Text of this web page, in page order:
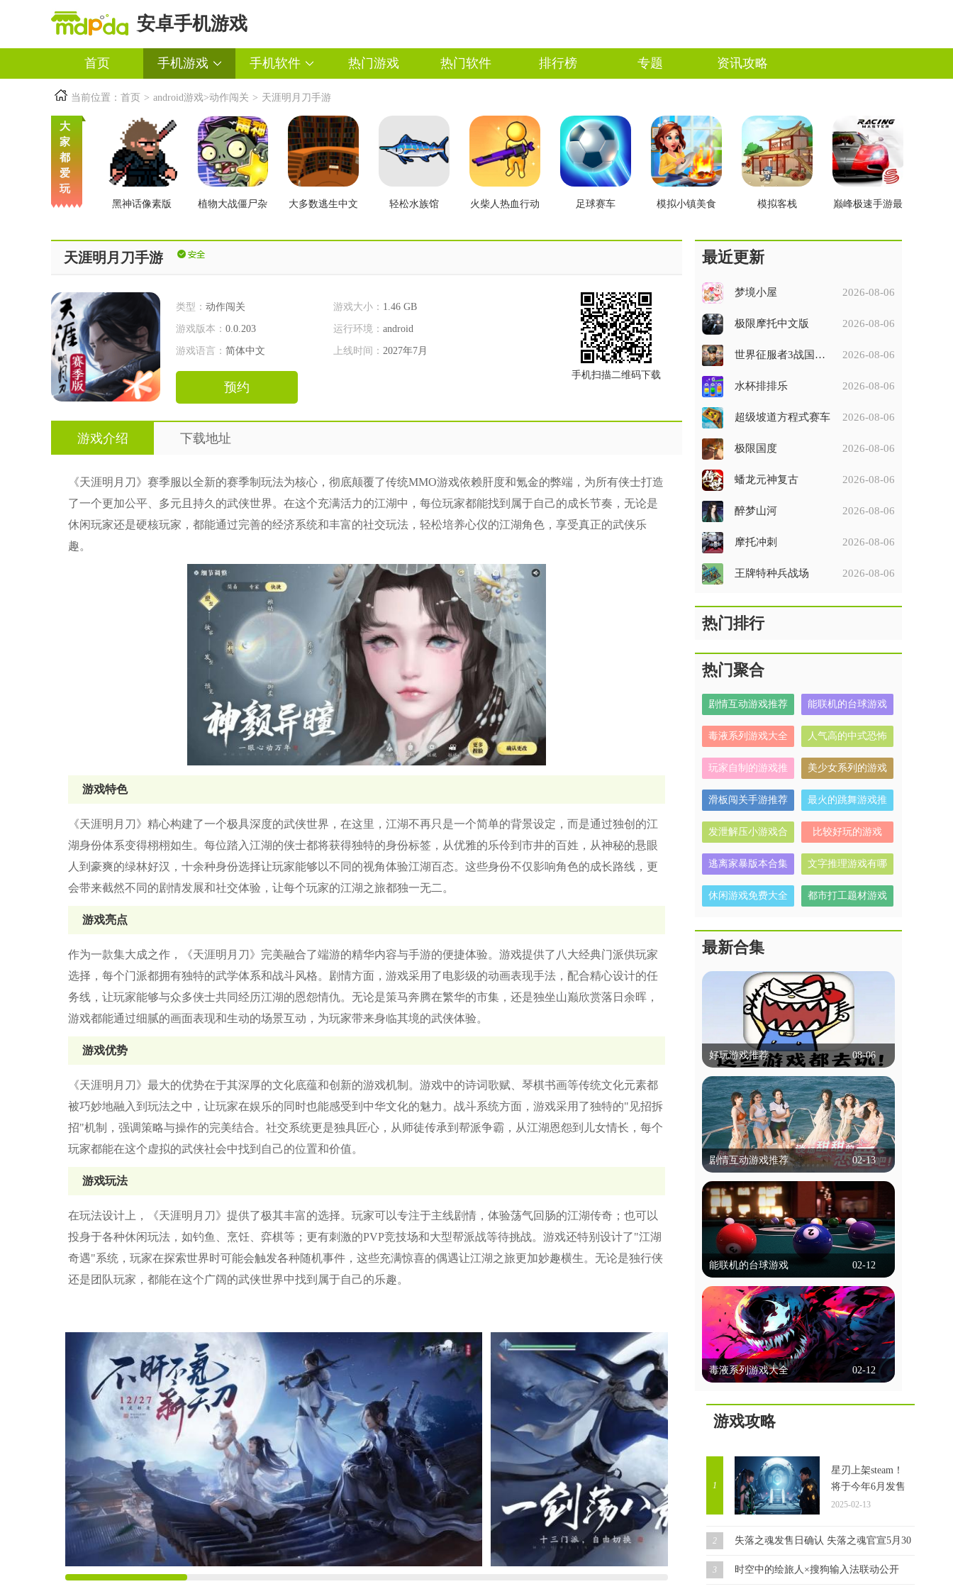
安卓手机游戏
首页 手机游戏 手机软件 热门游戏 热门软件 排行榜 专题 资讯攻略
当前位置： 首页 > android游戏>动作闯关 > 天涯明月刀手游
大
家
都
爱
玩
黑神话像素版 植物大战僵尸杂 大多数逃生中文 轻松水族馆 火柴人热血行动 足球赛车 模拟小镇美食 模拟客栈 巅峰极速手游最
天涯明月刀手游
类型： 动作闯关 游戏大小： 1.46 GB
游戏版本： 0.0.203 运行环境： android
游戏语言： 简体中文 上线时间： 2027年7月
预约
手机扫描二维码下载
游戏介绍 下载地址
《天涯明月刀》赛季服以全新的赛季制玩法为核心，彻底颠覆了传统MMO游戏依赖肝度和氪金的弊端，为所有侠士打造
了一个更加公平、多元且持久的武侠世界。在这个充满活力的江湖中，每位玩家都能找到属于自己的成长节奏，无论是
休闲玩家还是硬核玩家，都能通过完善的经济系统和丰富的社交玩法，轻松培养心仪的江湖角色，享受真正的武侠乐
趣。
游戏特色
《天涯明月刀》精心构建了一个极具深度的武侠世界，在这里，江湖不再只是一个简单的背景设定，而是通过独创的江
湖身份体系变得栩栩如生。每位踏入江湖的侠士都将获得独特的身份标签，从优雅的乐伶到市井的百姓，从神秘的悬眼
人到豪爽的绿林好汉，十余种身份选择让玩家能够以不同的视角体验江湖百态。这些身份不仅影响角色的成长路线，更
会带来截然不同的剧情发展和社交体验，让每个玩家的江湖之旅都独一无二。
游戏亮点
作为一款集大成之作，《天涯明月刀》完美融合了端游的精华内容与手游的便捷体验。游戏提供了八大经典门派供玩家
选择，每个门派都拥有独特的武学体系和战斗风格。剧情方面，游戏采用了电影级的动画表现手法，配合精心设计的任
务线，让玩家能够与众多侠士共同经历江湖的恩怨情仇。无论是策马奔腾在繁华的市集，还是独坐山巅欣赏落日余晖，
游戏都能通过细腻的画面表现和生动的场景互动，为玩家带来身临其境的武侠体验。
游戏优势
《天涯明月刀》最大的优势在于其深厚的文化底蕴和创新的游戏机制。游戏中的诗词歌赋、琴棋书画等传统文化元素都
被巧妙地融入到玩法之中，让玩家在娱乐的同时也能感受到中华文化的魅力。战斗系统方面，游戏采用了独特的"见招拆
招"机制，强调策略与操作的完美结合。社交系统更是独具匠心，从师徒传承到帮派争霸，从江湖恩怨到儿女情长，每个
玩家都能在这个虚拟的武侠社会中找到自己的位置和价值。
游戏玩法
在玩法设计上，《天涯明月刀》提供了极其丰富的选择。玩家可以专注于主线剧情，体验荡气回肠的江湖传奇；也可以
投身于各种休闲玩法，如钓鱼、烹饪、弈棋等；更有刺激的PVP竞技场和大型帮派战等待挑战。游戏还特别设计了"江湖
奇遇"系统，玩家在探索世界时可能会触发各种随机事件，这些充满惊喜的偶遇让江湖之旅更加妙趣横生。无论是独行侠
还是团队玩家，都能在这个广阔的武侠世界中找到属于自己的乐趣。
最近更新
梦境小屋 2026-08-06
极限摩托中文版 2026-08-06
世界征服者3战国征服者七雄争霸破解版 2026-08-06
水杯排排乐 2026-08-06
超级坡道方程式赛车 2026-08-06
极限国度 2026-08-06
蟠龙元神复古 2026-08-06
醉梦山河 2026-08-06
摩托冲刺 2026-08-06
王牌特种兵战场 2026-08-06
热门排行
热门聚合
剧情互动游戏推荐 能联机的台球游戏
毒液系列游戏大全
人气高的中式恐怖
解谜游戏有哪些
玩家自制的游戏推
荐
美少女系列的游戏
有哪些
滑板闯关手游推荐
最火的跳舞游戏推
荐
发泄解压小游戏合
集
比较好玩的游戏
逃离家暴版本合集
文字推理游戏有哪
些
休闲游戏免费大全
都市打工题材游戏
最新合集
好玩游戏推荐 08-06
好玩游戏推荐
什么游戏比较好玩,可以推荐吗？本专题
就帮大家解决这个困扰，专题里的游戏有
冒险类，动作类等等，都是不需要实名认
证就能玩的，为学生用户带来了便捷！
立即查看
剧情互动游戏推荐
02-13
剧情互动游戏推荐
剧情互动游戏是一种以叙事为核心的游戏
类型，玩家通过选择影响故事走向和结
局。这类游戏通常以丰富的剧情和角色发
展为特色，玩家的每个决定都可能改变情
节发展，带来不同的结局。游戏通过对话
体验多样的故事线和情感冲突。画面精
美，配音出色，强调沉浸感。玩家不仅能
享受互动乐趣，还能通过不同选择探索多
种可能性，体验复杂的人性和道德困境。
这里锚点网小编为各位带来几款好玩的剧
情互动类游戏，一起来看看吧！
立即查看
能联机的台球游戏
02-12
能联机的台球游戏
能联机的台球游戏允许玩家通过网络与朋
友或全球玩家实时对战，这些游戏通常提
供单人模式、多人模式和在线比赛，玩家
可以通过匹配系统或邀请好友进行对战。
它们以逼真的物理效果和多种游戏模式著
戏通常具备聊天功能，方便玩家交流，部
分还提供排行榜和成就系统，增加竞技性
和趣味性。这里锚点网小编为大家带来多
看看吧！
立即查看
毒液系列游戏大全
02-12
毒液游戏集锦，汇聚了众多热门精彩的毒
可以根据自己的喜好选择不同的技能，一
路闯关斩将，完成每个任务都将让你获得
成长。同时，你还要与邪恶力量进行对
抗，确保自己能够顺利存活，迎接接下来
立即查看
游戏攻略
1
星刃上架steam！
将于今年6月发售
2025-02-13
2 失落之魂发售日确认 失落之魂官宣5月30日发售！
3 时空中的绘旅人×搜狗输入法联动公开